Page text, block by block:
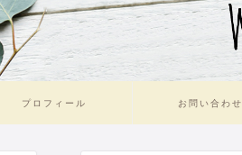
プロフィール お問い合わせ